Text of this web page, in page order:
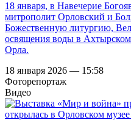
18 января, в Навечерие
митрополит Орловский и
Божественную литургию,
освящения воды в Ахтырском
Орла.
18 января 2026 — 15:58
Фоторепортаж
Видео